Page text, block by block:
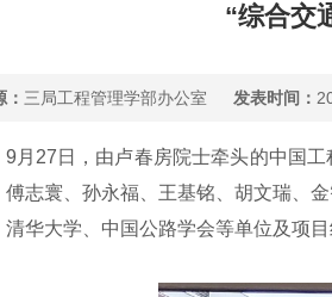
“综合交
： 三局工程管理学部办公室 发表时间：
27日，由卢春房院士牵头的中国工
傅志寰、孙永福、王基铭、胡文瑞、
清华大学、中国公路学会等单位及项